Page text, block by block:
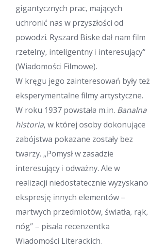
gigantycznych prac, mających
uchronić nas w przyszłości od
powodzi. Ryszard Biske dał nam film
rzetelny, inteligentny i interesujący”
(Wiadomości Filmowe).
W kręgu jego zainteresowań były też
eksperymentalne filmy artystyczne.
W roku 1937 powstała m.in. Banalna
historia, w której osoby dokonujące
zabójstwa pokazane zostały bez
twarzy. „Pomysł w zasadzie
interesujący i odważny. Ale w
realizacji niedostatecznie wyzyskano
ekspresję innych elementów –
martwych przedmiotów, światła, rąk,
nóg” – pisała recenzentka
Wiadomości Literackich.